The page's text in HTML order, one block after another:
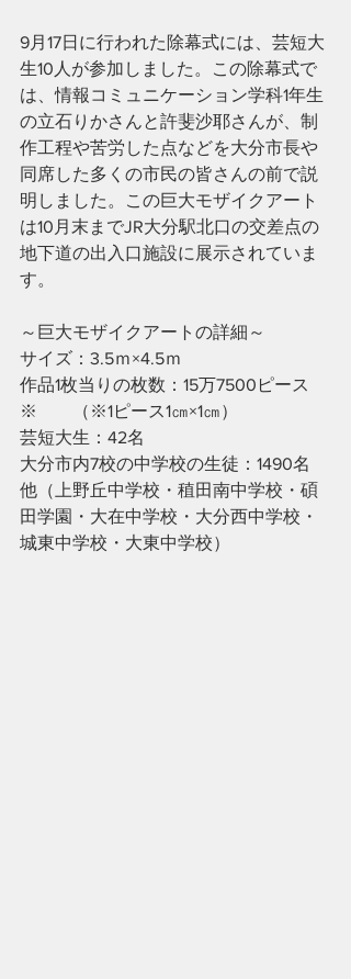
9月17日に行われた除幕式には、芸短大
生10人が参加しました。この除幕式で
は、情報コミュニケーション学科1年生
の立石りかさんと許斐沙耶さんが、制
作工程や苦労した点などを大分市長や
同席した多くの市民の皆さんの前で説
明しました。この巨大モザイクアート
は10月末までJR大分駅北口の交差点の
地下道の出入口施設に展示されていま
す。
～巨大モザイクアートの詳細～
サイズ：3.5ｍ×4.5ｍ
作品1枚当りの枚数：15万7500ピース
※　　（※1ピース1㎝×1㎝）
芸短大生：42名
大分市内7校の中学校の生徒：1490名
他（上野丘中学校・稙田南中学校・碩
田学園・大在中学校・大分西中学校・
城東中学校・大東中学校）